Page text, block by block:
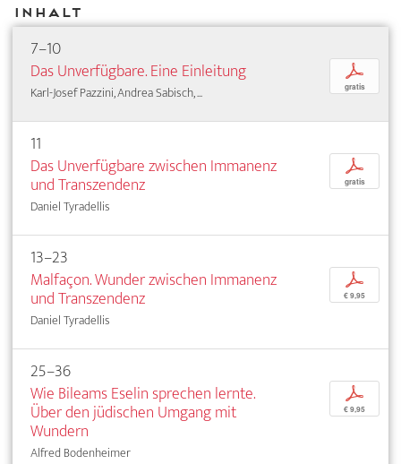
Inhalt
7–10
Das Unverfügbare. Eine Einleitung
Karl-Josef Pazzini, Andrea Sabisch, ...
p
gratis
11
Das Unverfügbare zwischen Immanenz
und Transzendenz
Daniel Tyradellis
p
gratis
13–23
Malfaçon. Wunder zwischen Immanenz
und Transzendenz
Daniel Tyradellis
p
€ 9,95
25–36
Wie Bileams Eselin sprechen lernte.
Über den jüdischen Umgang mit
Wundern
Alfred Bodenheimer
p
€ 9,95